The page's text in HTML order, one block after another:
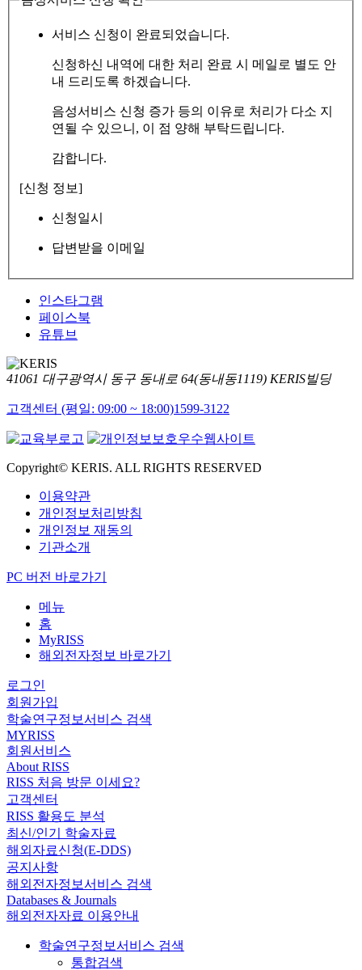
서비스 신청이 완료되었습니다.
신청하신 내역에 대한 처리 완료 시 메일로 별도 안
내 드리도록 하겠습니다.
음성서비스 신청 증가 등의 이유로 처리가 다소 지
연될 수 있으니, 이 점 양해 부탁드립니다.
감합니다.
[신청 정보]
신청일시
답변받을 이메일
인스타그램
페이스북
유튜브
41061 대구광역시 동구 동내로 64(동내동1119) KERIS빌딩
고객센터 (평일: 09:00 ~ 18:00)1599-3122
Copyright© KERIS. ALL RIGHTS RESERVED
이용약관
개인정보처리방침
개인정보 재동의
기관소개
PC 버전 바로가기
메뉴
홈
MyRISS
해외전자정보 바로가기
로그인
회원가입
학술연구정보서비스 검색
MYRISS
회원서비스
About RISS
RISS 처음 방문 이세요?
고객센터
RISS 활용도 분석
최신/인기 학술자료
해외자료신청(E-DDS)
공지사항
해외전자정보서비스 검색
Databases & Journals
해외전자자료 이용안내
학술연구정보서비스 검색
통합검색